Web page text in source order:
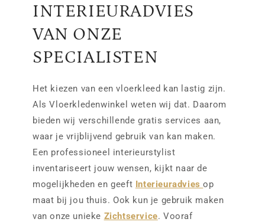
INTERIEURADVIES
VAN ONZE
SPECIALISTEN
Het kiezen van een vloerkleed kan lastig zijn.
Als Vloerkledenwinkel weten wij dat. Daarom
bieden wij verschillende gratis services aan,
waar je vrijblijvend gebruik van kan maken.
Een professioneel interieurstylist
inventariseert jouw wensen, kijkt naar de
mogelijkheden en geeft Interieuradviesop
maat bij jou thuis. Ook kun je gebruik maken
van onze unieke Zichtservice. Vooraf